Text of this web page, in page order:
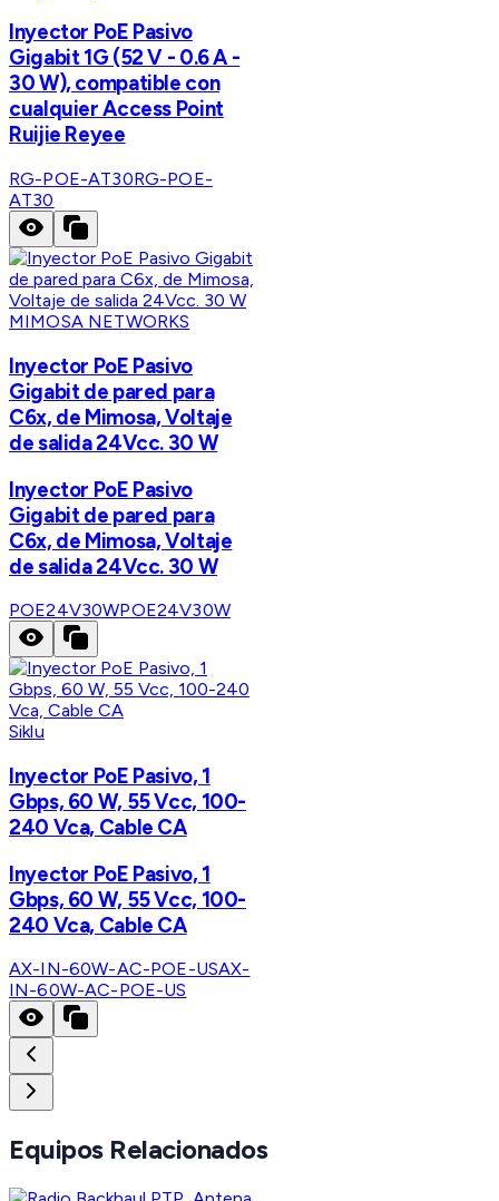
Inyector PoE Pasivo
Gigabit 1G (52 V - 0.6 A -
30 W), compatible con
cualquier Access Point
Ruijie Reyee
RG-POE-AT30RG-POE-
AT30
MIMOSA NETWORKS
Inyector PoE Pasivo
Gigabit de pared para
C6x, de Mimosa, Voltaje
de salida 24Vcc. 30 W
Inyector PoE Pasivo
Gigabit de pared para
C6x, de Mimosa, Voltaje
de salida 24Vcc. 30 W
POE24V30WPOE24V30W
Siklu
Inyector PoE Pasivo, 1
Gbps, 60 W, 55 Vcc, 100-
240 Vca, Cable CA
Inyector PoE Pasivo, 1
Gbps, 60 W, 55 Vcc, 100-
240 Vca, Cable CA
AX-IN-60W-AC-POE-USAX-
IN-60W-AC-POE-US
Equipos Relacionados